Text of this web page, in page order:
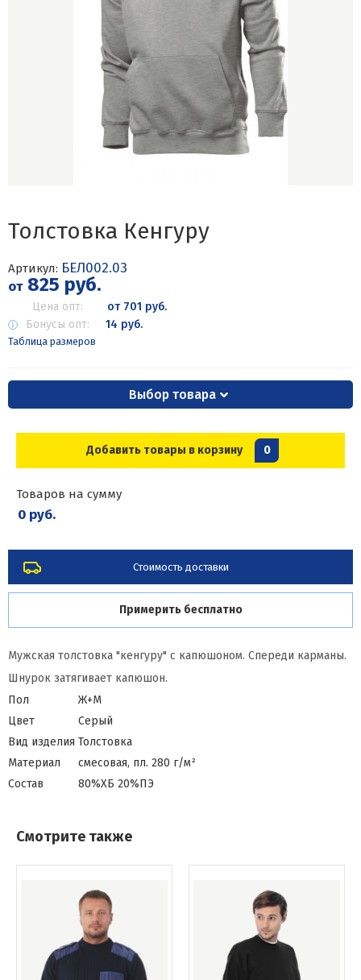
Толстовка Кенгуру
Артикул: БЕЛ002.03
от825 руб.
Цена опт:
от 701 руб.
Бонусы опт:
14 руб.
Таблица размеров
Выбор товара
Добавить товары в корзину 0
Товаров на сумму
0 руб.
Стоимость доставки
Примерить бесплатно
Мужская толстовка "кенгуру" с капюшоном. Спереди карманы.
Шнурок затягивает капюшон.
Пол
Ж+М
Цвет
Серый
Вид изделия Толстовка
Материал
смесовая, пл. 280 г/м²
Состав
80%ХБ 20%ПЭ
Смотрите также